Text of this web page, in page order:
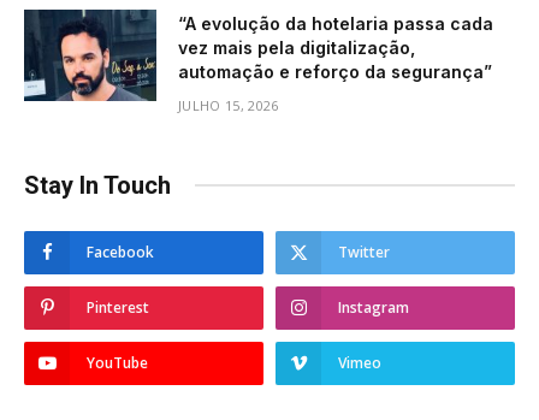
“A evolução da hotelaria passa cada
vez mais pela digitalização,
automação e reforço da segurança”
JULHO 15, 2026
Stay In Touch
Facebook Twitter
Pinterest Instagram
YouTube Vimeo